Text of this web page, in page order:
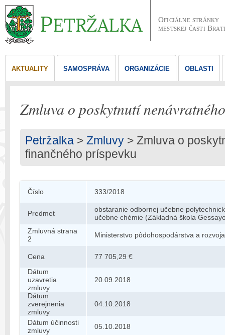
Oficiálne stránky
mestskej časti
AKTUALITY SAMOSPRÁVA ORGANIZÁCIE OBLASTI
Zmluva o poskytnutí
Petržalka > Zmluvy > Zmluva o
finančného príspevku
Číslo 333/2018
Predmet
obstaranie odbornej učebne
učebne chémie (Základná škola
Zmluvná strana
2
Ministerstvo pôdohospodárstva a
Cena
77 705,29 €
Dátum
uzavretia
zmluvy
20.09.2018
Dátum
zverejnenia
zmluvy
04.10.2018
Dátum účinnosti
zmluvy
05.10.2018